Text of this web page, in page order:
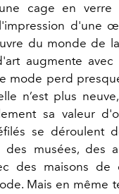
cage en verre
d'une
du monde de
augmente avec
mode perd
n’est plus
sa valeur
se déroulent
des musées, des
des maisons de
Mais en même